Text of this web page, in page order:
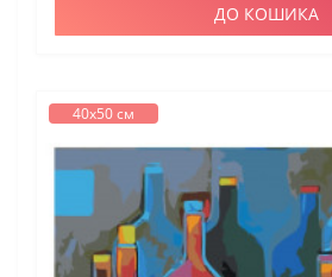
ДО КОШИКА
40х50 см